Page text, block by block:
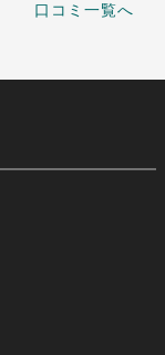
口コミ一覧へ